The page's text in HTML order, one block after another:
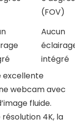
(FOV)
Aucun
intégré
excellente
webcam avec
fluide.
4K, la